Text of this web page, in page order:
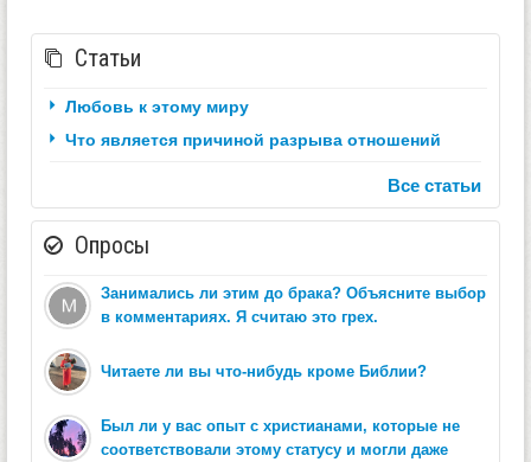
Статьи
Любовь к этому миру
Что является причиной разрыва отношений
Все статьи
Опросы
Занимались ли этим до брака? Объясните выбор
в комментариях. Я считаю это грех.
Читаете ли вы что-нибудь кроме Библии?
Был ли у вас опыт с христианами, которые не
соответствовали этому статусу и могли даже